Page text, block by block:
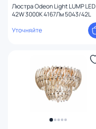
Люстра Odeon Light LUMP LED
42W 3000K 4167Лм 5043/42L
Уточняйте